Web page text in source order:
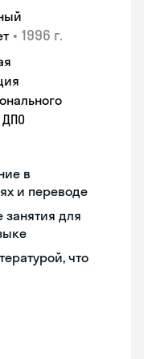
• 1996 г.
ДПО
в
и переводе
для
что